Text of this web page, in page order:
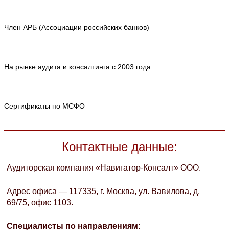
Член АРБ (Ассоциации российских банков)
На рынке аудита и консалтинга с 2003 года
Сертификаты по МСФО
Контактные данные:
Аудиторская компания «Навигатор-Консалт» ООО.
Адрес офиса — 117335, г. Москва, ул. Вавилова, д.
69/75, офис 1103.
Специалисты по направлениям: